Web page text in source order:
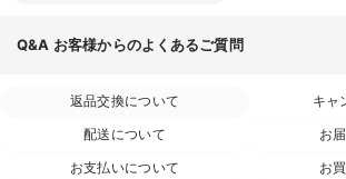
Q&A お客様からのよくあるご質問
返品交換について
キャ
配送について
お
お支払いについて
お